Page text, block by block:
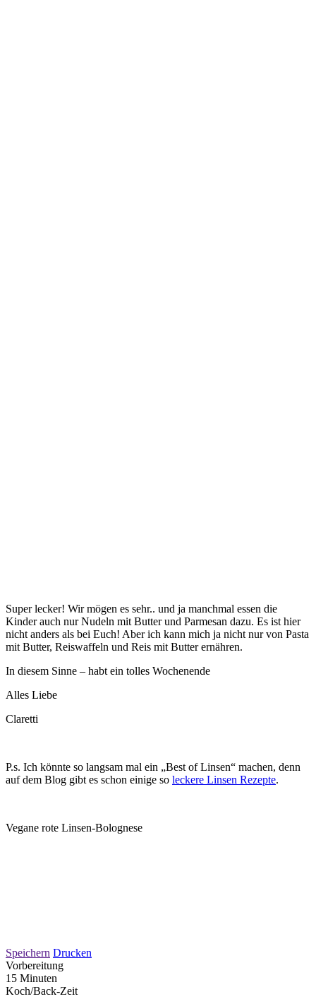
Super lecker! Wir mögen es sehr.. und ja manchmal essen die
Kinder auch nur Nudeln mit Butter und Parmesan dazu. Es ist hier
nicht anders als bei Euch! Aber ich kann mich ja nicht nur von Pasta
mit Butter, Reiswaffeln und Reis mit Butter ernähren.
In diesem Sinne – habt ein tolles Wochenende
Alles Liebe
Claretti
P.s. Ich könnte so langsam mal ein „Best of Linsen“ machen, denn
auf dem Blog gibt es schon einige so leckere Linsen Rezepte.
Vegane rote Linsen-Bolognese
Speichern Drucken
Vorbereitung
15 Minuten
Koch/Back-Zeit